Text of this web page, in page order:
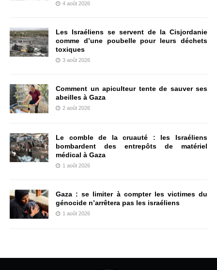
4 août 2026
Les Israéliens se servent de la Cisjordanie
comme d’une poubelle pour leurs déchets
toxiques
3 août 2026
Comment un apiculteur tente de sauver ses
abeilles à Gaza
2 août 2026
Le comble de la cruauté : les Israéliens
bombardent des entrepôts de matériel
médical à Gaza
1 août 2026
Gaza : se limiter à compter les victimes du
génocide n’arrêtera pas les israéliens
1 août 2026